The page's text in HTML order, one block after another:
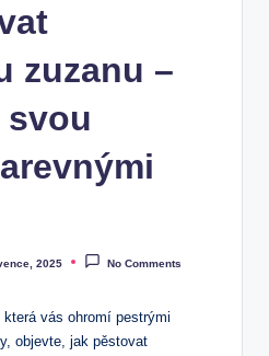
zuzanu –
svou
2025 No Comments
vás ohromí pestrými
objevte, jak pěstovat